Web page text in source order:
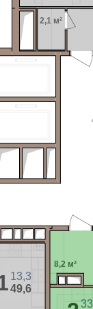
8,2 м²
2,1 м²
13,3
49,6